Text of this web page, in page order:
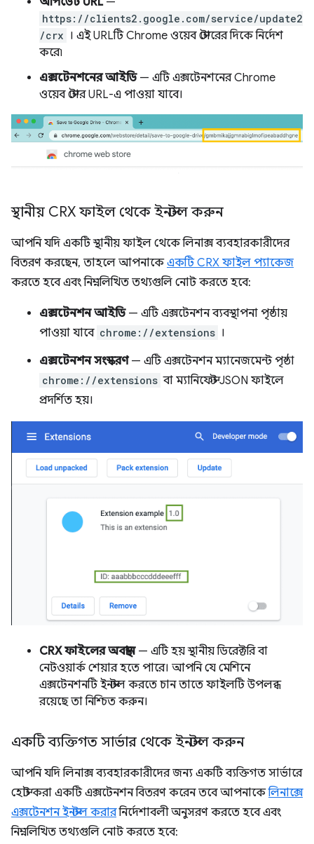
https://clients2.google.com/service/update2
/crx । এই URLটি Chrome ওয়েব স্টোরের দিকে নির্দেশ
করে৷
এক্সটেনশনের আইডি— এটি এক্সটেনশনের Chrome
ওয়েব স্টোর URL-এ পাওয়া যাবে।
স্থানীয় CRX ফাইল থেকে ইনস্টল করুন
আপনি যদি একটি স্থানীয় ফাইল থেকে লিনাক্স ব্যবহারকারীদের
বিতরণ করছেন, তাহলে আপনাকেএকটি CRX ফাইল প্যাকেজ
করতে হবে এবং নিম্নলিখিত তথ্যগুলি নোট করতে হবে:
এক্সটেনশন আইডি— এটি এক্সটেনশন ব্যবস্থাপনা পৃষ্ঠায়
পাওয়া যাবে chrome://extensions ।
এক্সটেনশন সংস্করণ— এটি এক্সটেনশন ম্যানেজমেন্ট পৃষ্ঠা
chrome://extensions বা ম্যানিফেস্ট JSON ফাইলে
প্রদর্শিত হয়।
CRX ফাইলের অবস্থান— এটি হয় স্থানীয় ডিরেক্টরি বা
নেটওয়ার্ক শেয়ার হতে পারে। আপনি যে মেশিনে
এক্সটেনশনটি ইনস্টল করতে চান তাতে ফাইলটি উপলব্ধ
রয়েছে তা নিশ্চিত করুন।
একটি ব্যক্তিগত সার্ভার থেকে ইনস্টল করুন
আপনি যদি লিনাক্স ব্যবহারকারীদের জন্য একটি ব্যক্তিগত সার্ভারে
হোস্ট করা একটি এক্সটেনশন বিতরণ করেন তবে আপনাকেলিনাক্সে
এক্সটেনশন ইনস্টল করারনির্দেশাবলী অনুসরণ করতে হবে এবং
নিম্নলিখিত তথ্যগুলি নোট করতে হবে: